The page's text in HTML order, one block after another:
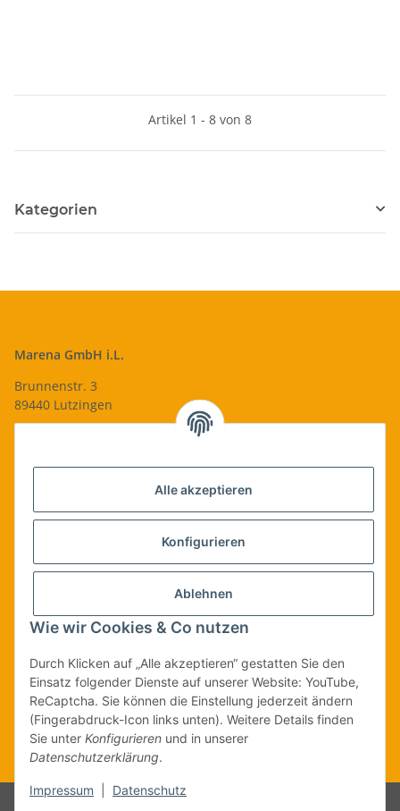
Alle akzeptieren
Konfigurieren
Ablehnen
Wie wir Cookies & Co nutzen
Durch Klicken auf „Alle akzeptieren“ gestatten Sie den
Einsatz folgender Dienste auf unserer Website: YouTube,
ReCaptcha. Sie können die Einstellung jederzeit ändern
(Fingerabdruck-Icon links unten). Weitere Details finden
Sie unter Konfigurieren und in unserer
Datenschutzerklärung.
Impressum Datenschutz
Artikel 1 - 8 von 8
Kategorien
Marena GmbH i.L.
Brunnenstr. 3
89440 Lutzingen
Vertrag widerrufen
* Alle Preise inkl. gesetzlicher USt., zzgl.Versand
Deutschlands